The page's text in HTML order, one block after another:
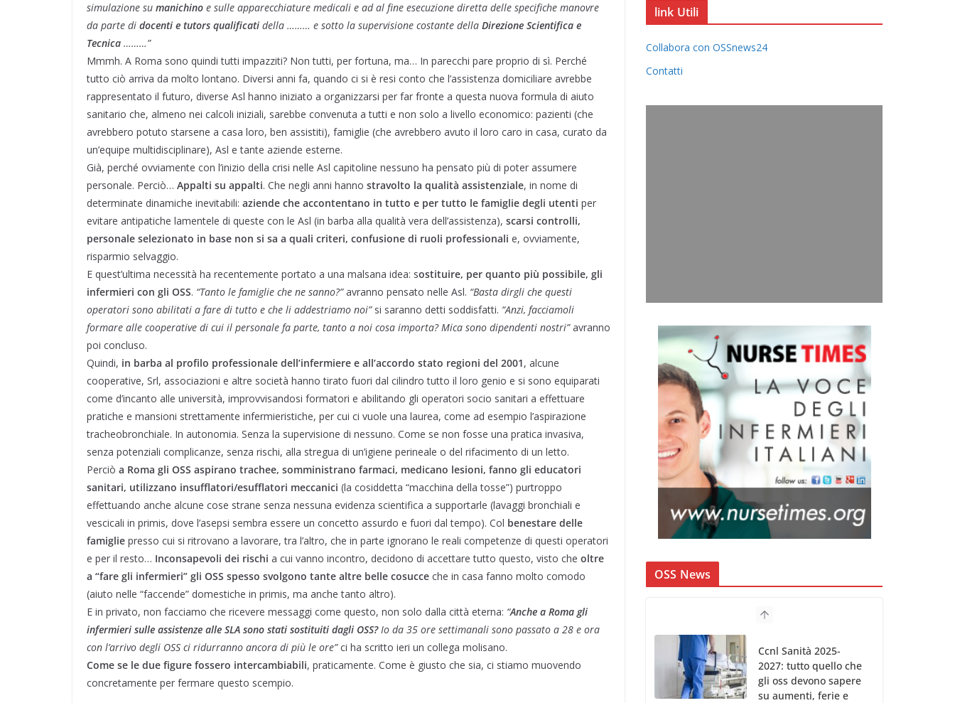
simulazione su manichino e sulle apparecchiature medicali e ad al fine esecuzione diretta delle specifiche manovre
da parte di docenti e tutors qualificati della ……… e sotto la supervisione costante della Direzione Scientifica e
Tecnica ………”
Mmmh. A Roma sono quindi tutti impazziti? Non tutti, per fortuna, ma… In parecchi pare proprio di sì. Perché
tutto ciò arriva da molto lontano. Diversi anni fa, quando ci si è resi conto che l’assistenza domiciliare avrebbe
rappresentato il futuro, diverse Asl hanno iniziato a organizzarsi per far fronte a questa nuova formula di aiuto
sanitario che, almeno nei calcoli iniziali, sarebbe convenuta a tutti e non solo a livello economico: pazienti (che
avrebbero potuto starsene a casa loro, ben assistiti), famiglie (che avrebbero avuto il loro caro in casa, curato da
un’equipe multidisciplinare), Asl e tante aziende esterne.
Già, perché ovviamente con l’inizio della crisi nelle Asl capitoline nessuno ha pensato più di poter assumere
personale. Perciò… Appalti su appalti. Che negli anni hanno stravolto la qualità assistenziale, in nome di
determinate dinamiche inevitabili: aziende che accontentano in tutto e per tutto le famiglie degli utenti per
evitare antipatiche lamentele di queste con le Asl (in barba alla qualità vera dell’assistenza), scarsi controlli,
personale selezionato in base non si sa a quali criteri, confusione di ruoli professionali e, ovviamente,
risparmio selvaggio.
E quest’ultima necessità ha recentemente portato a una malsana idea: sostituire, per quanto più possibile, gli
infermieri con gli OSS. “Tanto le famiglie che ne sanno?”avranno pensato nelle Asl. “Basta dirgli che questi
operatori sono abilitati a fare di tutto e che li addestriamo noi”si saranno detti soddisfatti. “Anzi, facciamoli
formare alle cooperative di cui il personale fa parte, tanto a noi cosa importa? Mica sono dipendenti nostri”avranno
poi concluso.
Quindi, in barba al profilo professionale dell’infermiere e all’accordo stato regioni del 2001, alcune
cooperative, Srl, associazioni e altre società hanno tirato fuori dal cilindro tutto il loro genio e si sono equiparati
come d’incanto alle università, improvvisandosi formatori e abilitando gli operatori socio sanitari a effettuare
pratiche e mansioni strettamente infermieristiche, per cui ci vuole una laurea, come ad esempio l’aspirazione
tracheobronchiale. In autonomia. Senza la supervisione di nessuno. Come se non fosse una pratica invasiva,
senza potenziali complicanze, senza rischi, alla stregua di un’igiene perineale o del rifacimento di un letto.
Perciò a Roma gli OSS aspirano trachee, somministrano farmaci, medicano lesioni, fanno gli educatori
sanitari, utilizzano insufflatori/esufflatori meccanici (la cosiddetta “macchina della tosse”) purtroppo
effettuando anche alcune cose strane senza nessuna evidenza scientifica a supportarle (lavaggi bronchiali e
vescicali in primis, dove l’asepsi sembra essere un concetto assurdo e fuori dal tempo). Col benestare delle
famiglie presso cui si ritrovano a lavorare, tra l’altro, che in parte ignorano le reali competenze di questi operatori
e per il resto… Inconsapevoli dei rischi a cui vanno incontro, decidono di accettare tutto questo, visto che oltre
a “fare gli infermieri” gli OSS spesso svolgono tante altre belle cosucce che in casa fanno molto comodo
(aiuto nelle “faccende” domestiche in primis, ma anche tanto altro).
E in privato, non facciamo che ricevere messaggi come questo, non solo dalla città eterna: “Anche a Roma gli
infermieri sulle assistenze alle SLA sono stati sostituiti dagli OSS?Io da 35 ore settimanali sono passato a 28 e ora
con l’arrivo degli OSS ci ridurranno ancora di più le ore”ci ha scritto ieri un collega molisano.
Come se le due figure fossero intercambiabili, praticamente. Come è giusto che sia, ci stiamo muovendo
concretamente per fermare questo scempio.
link Utili
Collabora con OSSnews24
Contatti
OSS News
Ccnl Sanità 2025-
2027: tutto quello che
gli oss devono sapere
su aumenti, ferie e